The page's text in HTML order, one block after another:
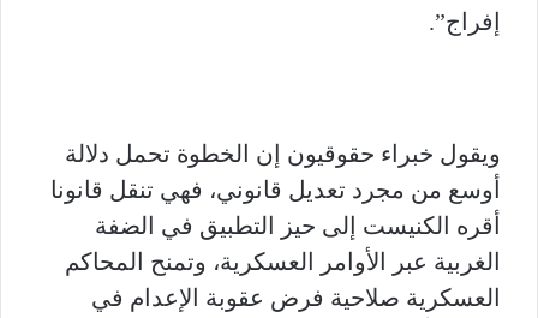
إفراج”.
ويقول خبراء حقوقيون إن الخطوة تحمل دلالة
أوسع من مجرد تعديل قانوني، فهي تنقل قانونا
أقره الكنيست إلى حيز التطبيق في الضفة
الغربية عبر الأوامر العسكرية، وتمنح المحاكم
العسكرية صلاحية فرض عقوبة الإعدام في